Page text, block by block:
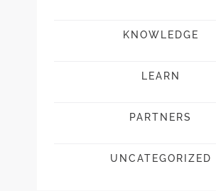
KNOWLEDGE
LEARN
PARTNERS
UNCATEGORIZED